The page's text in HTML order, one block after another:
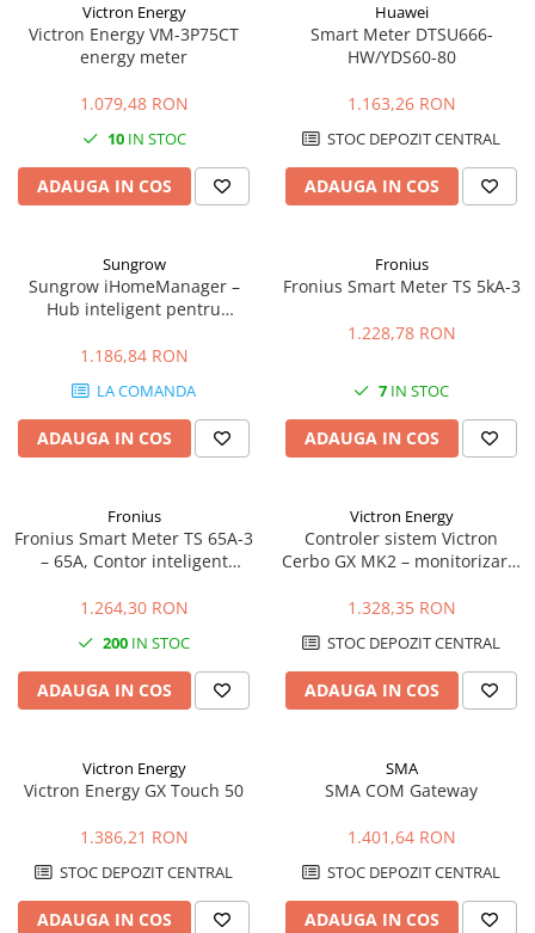
Victron Energy
Victron Energy VM-3P75CT
energy meter
1.079,48 RON
10IN STOC
ADAUGA IN COS
Huawei
Smart Meter DTSU666-
HW/YDS60-80
1.163,26 RON
STOC DEPOZIT CENTRAL
ADAUGA IN COS
Sungrow
Sungrow iHomeManager –
Hub inteligent pentru
sisteme fotovoltaice
1.186,84 RON
LA COMANDA
ADAUGA IN COS
Fronius
Fronius Smart Meter TS 5kA-3
1.228,78 RON
7 IN STOC
ADAUGA IN COS
Fronius
Fronius Smart Meter TS 65A-3
– 65A, Contor inteligent
bidirectionala, RS485
1.264,30 RON
200 IN STOC
ADAUGA IN COS
Victron Energy
Controler sistem Victron
Cerbo GX MK2 – monitorizare,
completa
1.328,35 RON
STOC DEPOZIT CENTRAL
ADAUGA IN COS
Victron Energy
Victron Energy GX Touch 50
1.386,21 RON
STOC DEPOZIT CENTRAL
ADAUGA IN COS
SMA
SMA COM Gateway
1.401,64 RON
STOC DEPOZIT CENTRAL
ADAUGA IN COS